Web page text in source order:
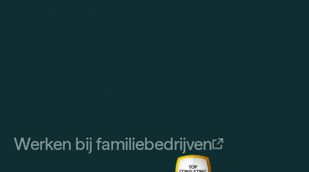
Werken bij familiebedrijven